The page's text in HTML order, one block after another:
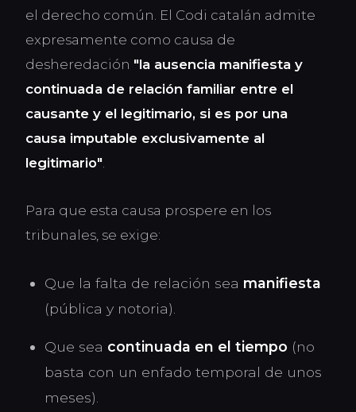
el derecho común. El Codi catalán admite
expresamente como causa de
desheredación "la ausencia manifiesta y
continuada de relación familiar entre el
causante y el legitimario, si es por una
causa imputable exclusivamente al
legitimario".
Para que esta causa prospere en los
tribunales, se exige:
Que la falta de relación sea manifiesta
(pública y notoria).
Que sea continuada en el tiempo (no
basta con un enfado temporal de unos
meses).